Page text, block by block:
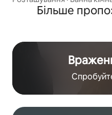
Більше